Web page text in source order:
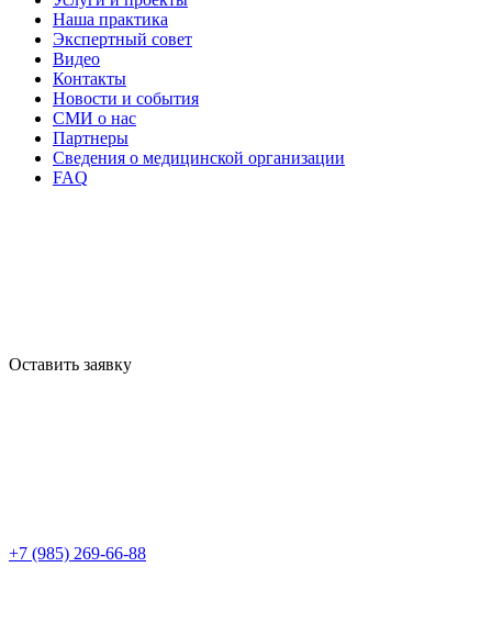
Наша практика
Экспертный совет
Видео
Контакты
Новости и события
СМИ о нас
Партнеры
Сведения о медицинской организации
FAQ
Оставить заявку
+7 (985) 269-66-88